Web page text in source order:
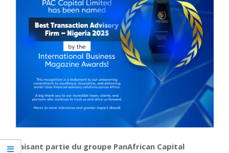
Faisant partie du groupe PanAfrican Capital